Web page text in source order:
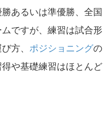
あるいは準優勝、全国
ですが、練習は試合形
方、 ポジショニングの
や基礎練習はほとんど